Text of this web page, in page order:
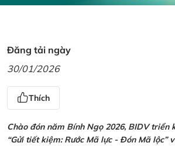
Đăng tải ngày
30/01/2026
Thích
Chào đón năm Bính Ngọ 2026, BIDV triển
“Gửi tiết kiệm: Rước Mã lực - Đón Mã lộc”